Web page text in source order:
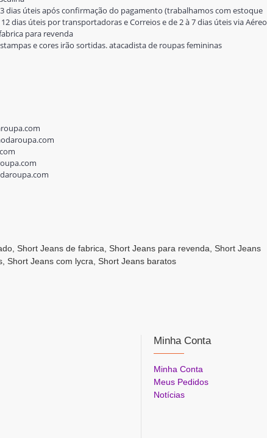
dias úteis após confirmação do pagamento (trabalhamos com estoque
dias úteis por transportadoras e Correios e de 2 à 7 dias úteis via Aéreo
para revenda
e cores irão sortidas. atacadista de roupas femininas
Short Jeans de fabrica, Short Jeans para revenda, Short Jeans
Short Jeans com lycra, Short Jeans baratos
Minha Conta
Minha Conta
Meus Pedidos
Notícias